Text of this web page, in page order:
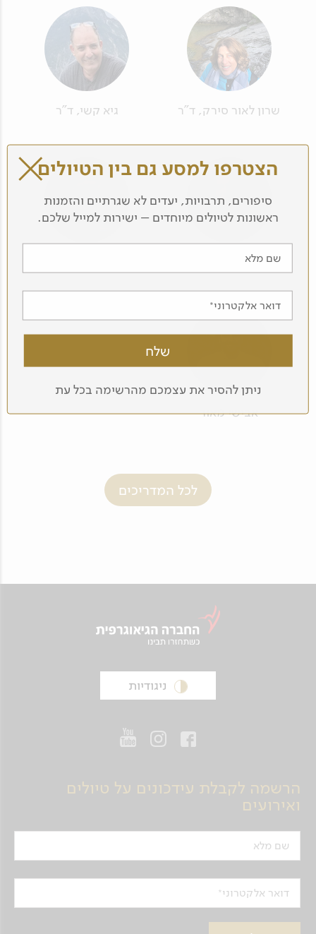
שרון לאור סירק, ד"ר גיא קשי, ד"ר
שרית פז, ד"ר
אבישי מאור
לכל המדריכים
ניגודיות
הרשמה לקבלת עידכונים על טיולים
ואירועים
שם מלא
דואר אלקטרוני
הצטרפו למסע גם בין הטיולים
סיפורים, תרבויות, יעדים לא שגרתיים והזמנות
ראשונות לטיולים מיוחדים – ישירות למייל שלכם.
שם מלא
דואר אלקטרוני
ניתן להסיר את עצמכם מהרשימה בכל עת